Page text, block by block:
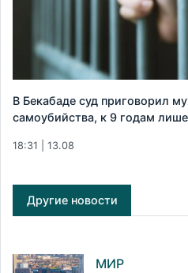
В Бекабаде суд приговорил
самоубийства, к 9 годам
18:31 | 13.08
Другие новости
МИР